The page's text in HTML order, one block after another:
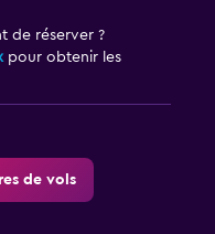
de réserver ?
pour obtenir les
de vols